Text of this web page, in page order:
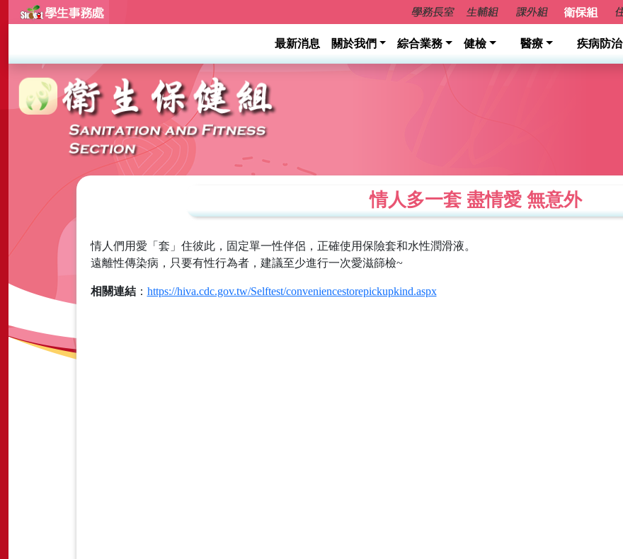
最新消息 關於我們 綜合業務 健檢 醫療 疾病防治
情人多一套 盡情愛 無意外
情人們用愛「套」住彼此，固定單一性伴侶，正確使用保險套和水性潤滑液。
遠離性傳染病，只要有性行為者，建議至少進行一次愛滋篩檢~
相關連結： https://hiva.cdc.gov.tw/Selftest/conveniencestorepickupkind.aspx